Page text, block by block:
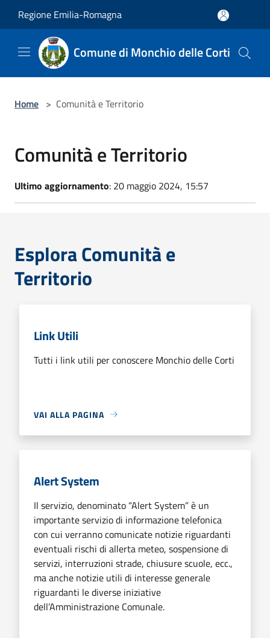
Regione Emilia-Romagna
Comune di Monchio delle Corti
Home > Comunità e Territorio
Comunità e Territorio
Ultimo aggiornamento: 20 maggio 2024, 15:57
Esplora Comunità e
Territorio
Link Utili
Tutti i link utili per conoscere Monchio delle Corti
VAI ALLA PAGINA
Alert System
Il servizio, denominato “Alert System” è un
importante servizio di informazione telefonica
con cui verranno comunicate notizie riguardanti
eventuali rischi di allerta meteo, sospensione di
servizi, interruzioni strade, chiusure scuole, ecc.,
ma anche notizie utili di interesse generale
riguardanti le diverse iniziative
dell’Amministrazione Comunale.